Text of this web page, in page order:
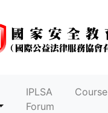
IPLSA
Forum
Course